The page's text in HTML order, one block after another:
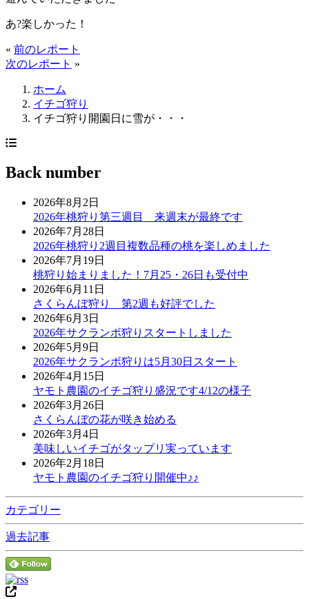
あ?楽しかった！
« 前のレポート
次のレポート »
ホーム
イチゴ狩り
イチゴ狩り開園日に雪が・・・
Back number
2026年8月2日
2026年桃狩り第三週目 来週末が最終です
2026年7月28日
2026年桃狩り2週目複数品種の桃を楽しめました
2026年7月19日
桃狩り始まりました！7月25・26日も受付中
2026年6月11日
さくらんぼ狩り 第2週も好評でした
2026年6月3日
2026年サクランボ狩りスタートしました
2026年5月9日
2026年サクランボ狩りは5月30日スタート
2026年4月15日
ヤモト農園のイチゴ狩り盛況です4/12の様子
2026年3月26日
さくらんぼの花が咲き始める
2026年3月4日
美味しいイチゴがタップリ実っています
2026年2月18日
ヤモト農園のイチゴ狩り開催中♪♪
カテゴリー
過去記事